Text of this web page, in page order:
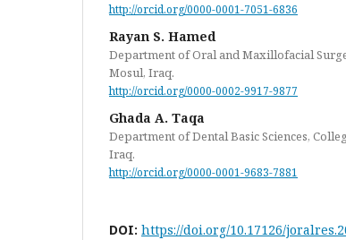
http://orcid.org/0000-0001-7051-6836
Rayan S. Hamed
Department of Oral and Maxillofacial
Mosul, Iraq.
http://orcid.org/0000-0002-9917-9877
Ghada A. Taqa
Department of Dental Basic Sciences,
Iraq.
http://orcid.org/0000-0001-9683-7881
DOI: https://doi.org/10.17126/